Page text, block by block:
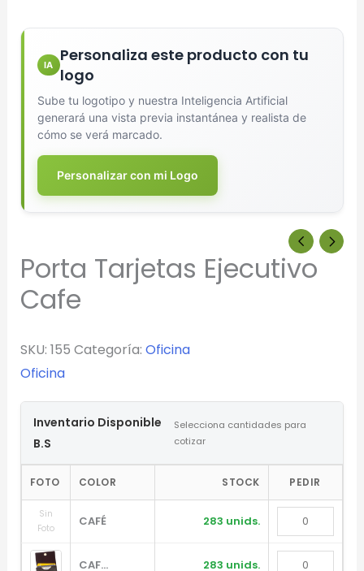
IA
Personaliza este producto con tu
logo
Sube tu logotipo y nuestra Inteligencia Artificial
generará una vista previa instantánea y realista de
cómo se verá marcado.
Personalizar con mi Logo
Porta Tarjetas Ejecutivo
Cafe
SKU: 155 Categoría: Oficina
Oficina
Inventario Disponible
B.S
Selecciona cantidades para
cotizar
FOTO COLOR STOCK PEDIR
Sin
Foto
CAFÉ 283 unids.
CAF… 283 unids.